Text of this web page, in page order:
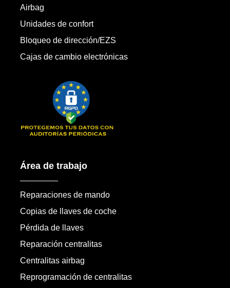
Airbag
Unidades de confort
Bloqueo de dirección/EZS
Cajas de cambio electrónicas
Área de trabajo
Reparaciones de mando
Copias de llaves de coche
Pérdida de llaves
Reparación centralitas
Centralitas airbag
Reprogramación de centralitas